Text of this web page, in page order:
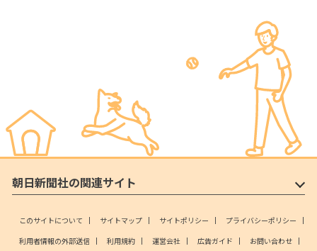
朝日新聞社の関連サイト
このサイトについて サイトマップ サイトポリシー
プライバシーポリシー
利用者情報の外部送信
利用規約 運営会社 広告ガイド
お問い合わせ